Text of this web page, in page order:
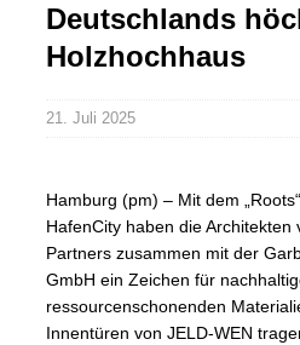
Deutschlands
Holzhochhaus
21. Juli 2025
Hamburg (pm) – Mit dem
HafenCity haben die
Partners zusammen mit der
GmbH ein Zeichen für
ressourcenschonenden
Innentüren von JELD-WEN